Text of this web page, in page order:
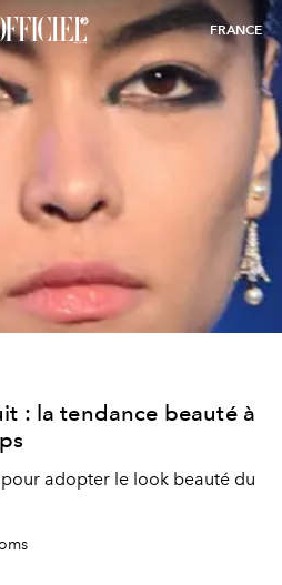
FRANCE
: la tendance beauté à
adopter le look beauté du